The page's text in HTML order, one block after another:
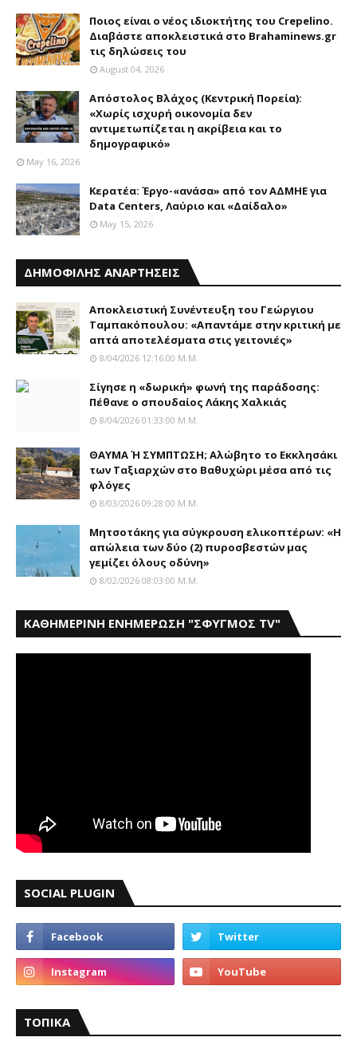
Ποιος είναι ο νέος ιδιοκτήτης του Crepelino.
Διαβάστε αποκλειστικά στο Brahaminews.gr
τις δηλώσεις του
August 04, 2026
Απόστολος Βλάχος (Κεντρική Πορεία):
«Χωρίς ισχυρή οικονομία δεν
αντιμετωπίζεται η ακρίβεια και το
δημογραφικό»
May 16, 2026
Κερατέα: Έργο-«ανάσα» από τον ΑΔΜΗΕ για
Data Centers, Λαύριο και «Δαίδαλο»
May 15, 2026
ΔΗΜΟΦΙΛΗΣ ΑΝΑΡΤΗΣΕΙΣ
Αποκλειστική Συνέντευξη του Γεώργιου
Ταμπακόπουλου: «Απαντάμε στην κριτική με
απτά αποτελέσματα στις γειτονιές»
8/04/2026 12:16:00 Μ.μ.
Σίγησε η «δωρική» φωνή της παράδοσης:
Πέθανε o σπουδαίος Λάκης Xαλκιάς
8/04/2026 01:33:00 Μ.μ.
ΘΑΥΜΑ Ή ΣΥΜΠΤΩΣΗ; Aλώβητο το Eκκλησάκι
των Tαξιαρχών στο Bαθυχώρι μέσα από τις
φλόγες
8/03/2026 09:28:00 Μ.μ.
Μητσοτάκης για σύγκρουση ελικοπτέρων: «Η
απώλεια των δύο (2) πυροσβεστών μας
γεμίζει όλους οδύνη»
8/02/2026 08:03:00 Μ.μ.
ΚΑΘΗΜΕΡΙΝΗ ΕΝΗΜΕΡΩΣΗ "ΣΦΥΓΜΟΣ TV"
SOCIAL PLUGIN
ΤΟΠΙΚΑ